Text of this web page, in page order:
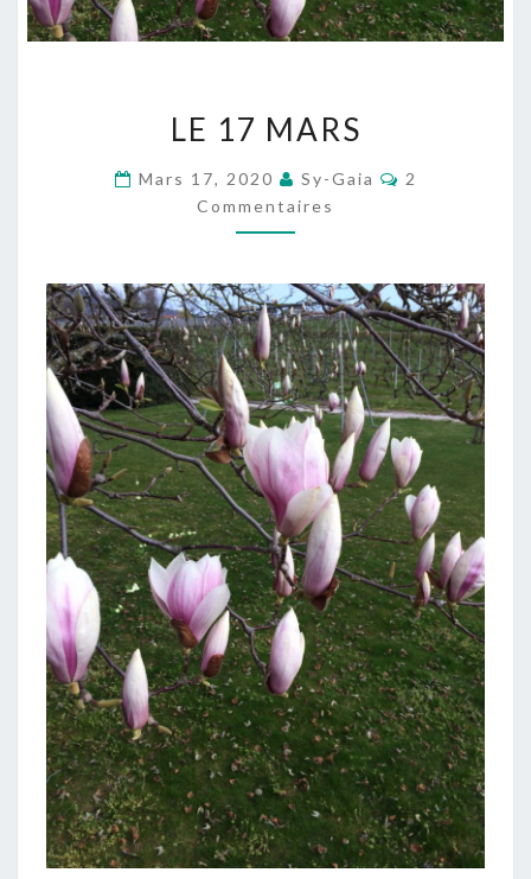
17
MARS
LE 17 MARS
Mars 17, 2020 Sy-Gaia
2
Commentaires